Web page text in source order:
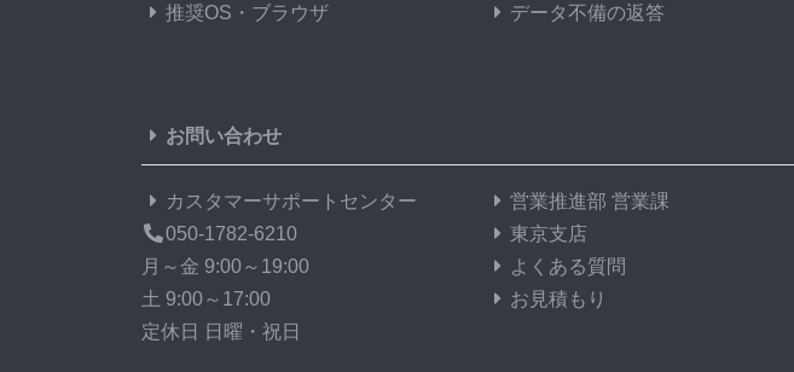
推奨OS・ブラウザ
データ不備の返答
お問い合わせ
カスタマーサポートセンター
050-1782-6210
月～金 9:00～19:00
土 9:00～17:00
定休日 日曜・祝日
営業推進部 営業課
東京支店
よくある質問
お見積もり